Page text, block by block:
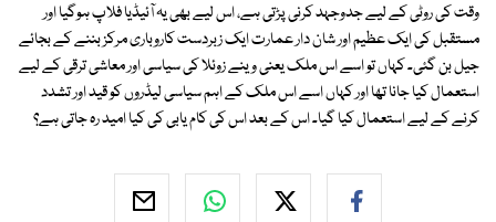
وقت کی روٹی کے لیے جدوجہد کرنی پڑتی ہے، اس لیے بھی یہ آئیڈیا فلاپ ہوگیا اور
مستقبل کی ایک عظیم اور شان دار عمارت ایک زبردست کاروباری مرکز بننے کے بجائے
جیل بن گئی۔ کہاں تو اسے اس ملک یعنی وینے زوئلا کی سیاسی اور معاشی ترقی کے لیے
استعمال کیا جانا تھا اور کہاں اسے اس ملک کے اہم سیاسی لیڈروں کو قید اور تشدد
کرنے کے لیے استعمال کیا گیا۔ اس کے بعد اس کی کام یابی کی کیا امید رہ جاتی ہے؟